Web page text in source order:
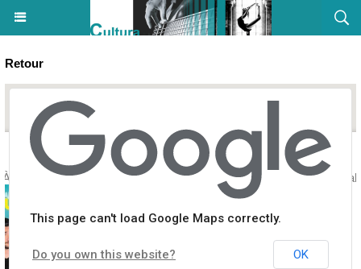
Retour
quel moment ça a merdé" avec Anthony Joubert - Spaziu
This page can't load Google Maps correctly.
Do you own this website? OK